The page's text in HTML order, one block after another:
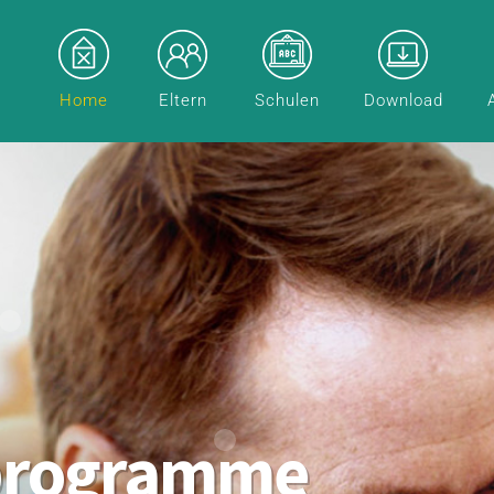
Home Eltern Schulen Download